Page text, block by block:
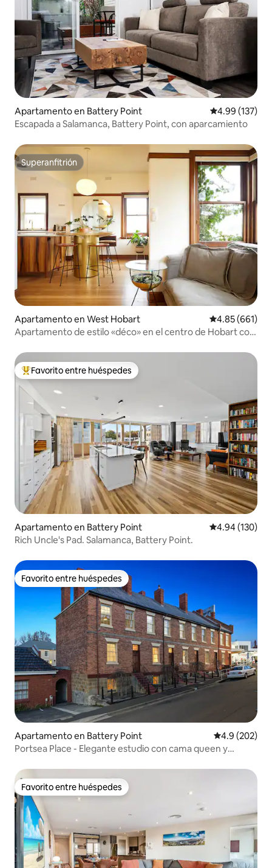
Apartamento en Battery Point Calificación
4.99 (137)
Escapada a Salamanca, Battery Point, con aparcamiento
Superanfitrión
Superanfitrión
Apartamento en West Hobart Calificación
4.85 (661)
Apartamento de estilo «déco» en el centro de Hobart con
Favorito entre huéspedes preferido
Favorito entre huéspedes
Apartamento en Battery Point Calificación
4.94 (130)
Rich Uncle's Pad. Salamanca, Battery Point.
Favorito entre huéspedes
Favorito entre huéspedes
Apartamento en Battery Point Calificación
4.9 (202)
Portsea Place - Elegante estudio con cama queen y
Favorito entre huéspedes
Favorito entre huéspedes